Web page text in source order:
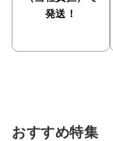
発送！
おすすめ特集